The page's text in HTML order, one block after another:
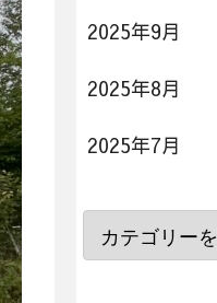
2025年9月
2025年8月
2025年7月